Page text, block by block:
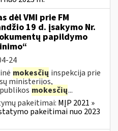
dėl VMI prie FM
19 d. įsakymo Nr.
papildymo
24
mokesčių inspekcija prie
ministerijos,
mokesčių...
pakeitimai: MĮP 2021 »
pakeitimai nuo 2023